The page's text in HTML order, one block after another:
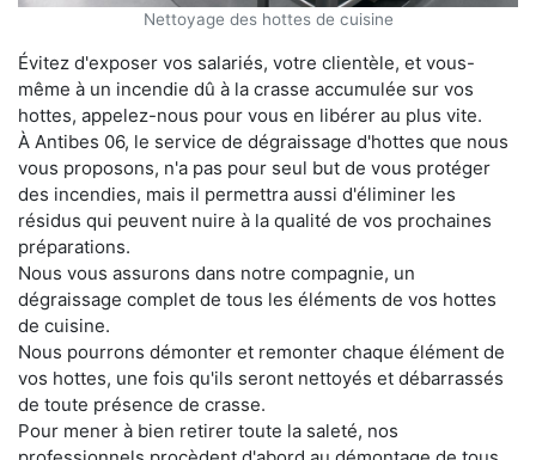
Nettoyage des hottes de cuisine
Évitez d'exposer vos salariés, votre clientèle, et vous-
même à un incendie dû à la crasse accumulée sur vos
hottes, appelez-nous pour vous en libérer au plus vite.
À Antibes 06, le service de dégraissage d'hottes que nous
vous proposons, n'a pas pour seul but de vous protéger
des incendies, mais il permettra aussi d'éliminer les
résidus qui peuvent nuire à la qualité de vos prochaines
préparations.
Nous vous assurons dans notre compagnie, un
dégraissage complet de tous les éléments de vos hottes
de cuisine.
Nous pourrons démonter et remonter chaque élément de
vos hottes, une fois qu'ils seront nettoyés et débarrassés
de toute présence de crasse.
Pour mener à bien retirer toute la saleté, nos